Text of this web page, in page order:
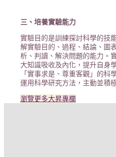
三、培養實驗能力
實驗目的是訓練探討科學的技
解實驗目的、過程、結論、圖
析、判讀、解決問題的能力。
大知識吸收及內化，提升自身
「實事求是、尊重客觀」的科
運用科學研究方法，主動並積
瀏覽更多大昇專欄